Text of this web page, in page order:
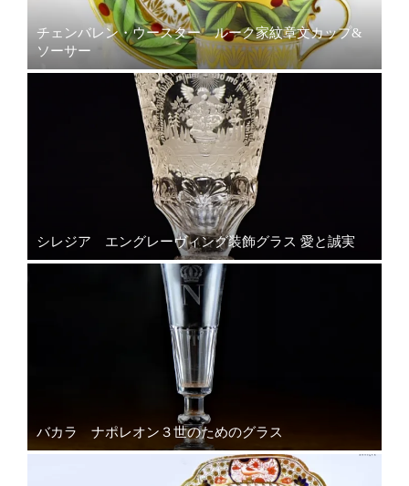
チェンバレン・ウースター ルーク家紋章文カップ&
ソーサー
シレジア エングレーヴィング装飾グラス 愛と誠実
バカラ ナポレオン３世のためのグラス